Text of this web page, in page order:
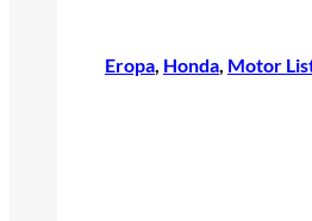
Eropa, Honda, Motor